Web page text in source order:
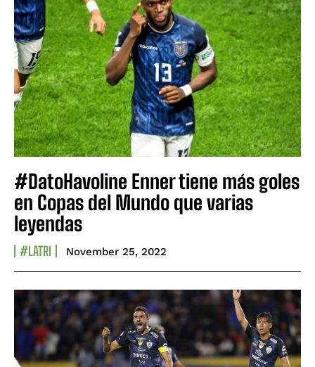
#DatoHavoline Enner tiene más goles
en Copas del Mundo que varias
leyendas
#LATRI November 25, 2022